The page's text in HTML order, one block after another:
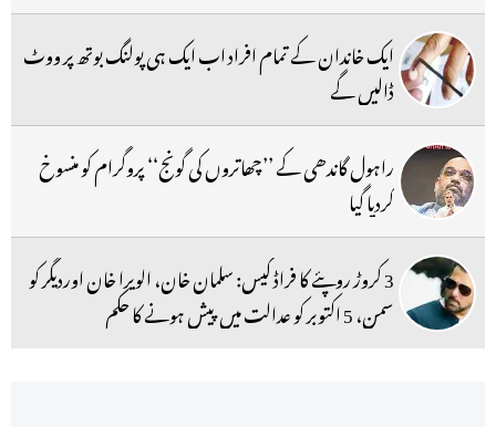
ایک خاندان کے تمام افراد اب ایک ہی پولنگ بوتھ پر ووٹ
ڈالیں گے
راہول گاندھی کے ’’چھاتروں کی گونج‘‘ پروگرام کو منسوخ
کردیا گیا
3 کروڑ روپئے کا فراڈ کیس: سلمان خان، الویرا خان اوردیگر کو
سمن، 5 اکتوبر کو عدالت میں پیش ہونے کا حکم